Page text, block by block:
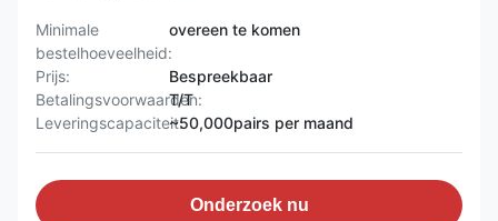
Minimale
bestelhoeveelheid:
overeen te komen
Prijs:
Bespreekbaar
Betalingsvoorwaarden:
T/T
Leveringscapaciteit:~50,000pairs per maand
Onderzoek nu